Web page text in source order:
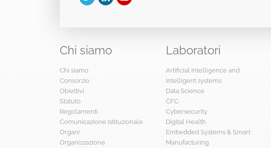
Chi siamo
Chi siamo
Consorzio
Obiettivi
Statuto
Regolamenti
Comunicazione Istituzionale
Organi
Organizzazione
Laboratori
Artificial Intelligence and
Intelligent systems
Data Science
CFC
Cybersecurity
Digital Health
Embedded Systems & Smart
Manufacturing